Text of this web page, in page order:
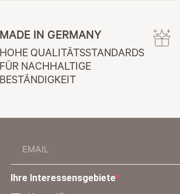
MADE IN GERMANY
HOHE QUALITÄTSSTANDARDS
FÜR NACHHALTIGE
BESTÄNDIGKEIT
Ihre Interessensgebiete